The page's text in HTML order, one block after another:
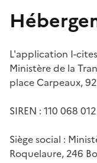
L'application I-
Ministère de la
place Carpeaux,
SIREN : 110 068 012
Siège social :
Roquelaure, 246